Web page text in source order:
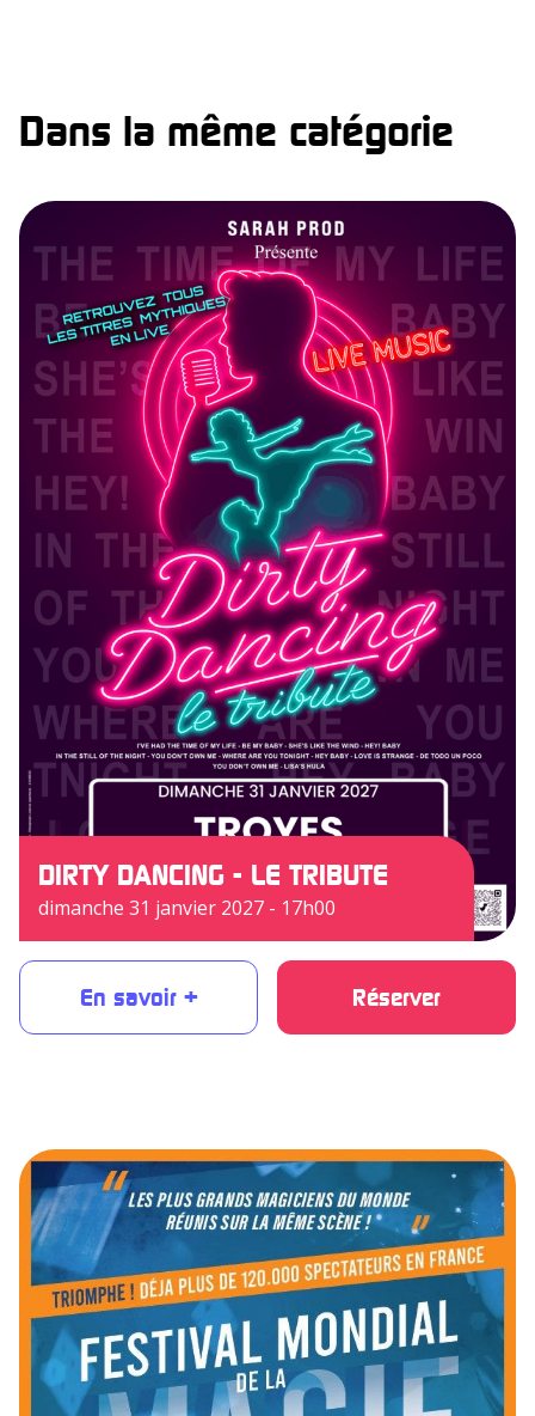
Dans la même catégorie
DIRTY DANCING - LE TRIBUTE
dimanche 31 janvier 2027 - 17h00
En savoir + Réserver